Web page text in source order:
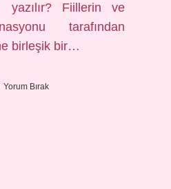
yazılır? Fiillerin ve
tarafından
birleşik bir…
Yorum Bırak